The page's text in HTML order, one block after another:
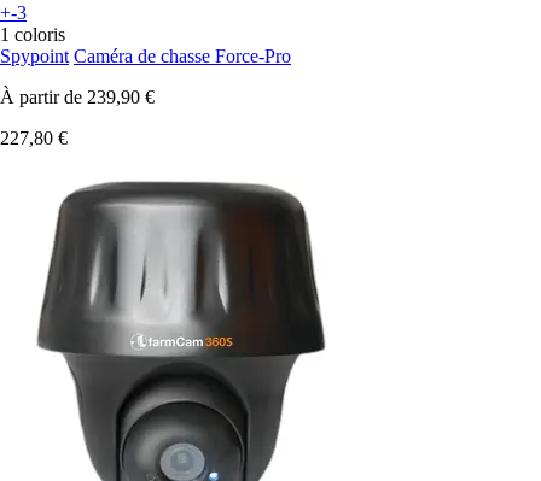
+-3
1 coloris
Spypoint Caméra de chasse Force-Pro
À partir de 239,90 €
227,80 €